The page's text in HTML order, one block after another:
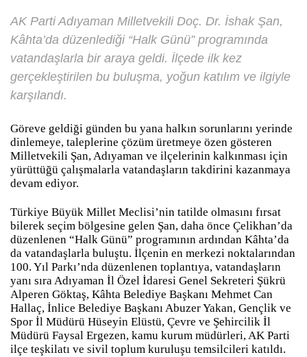
AK Parti Adıyaman Milletvekili Doç. Dr. İshak Şan,
Kâhta’da düzenlediği “Halk Günü” programında
vatandaşlarla bir araya geldi. İlçede ilk kez
gerçekleştirilen bu buluşma, yoğun katılım ve ilgiyle
karşılandı.
Göreve geldiği günden bu yana halkın sorunlarını yerinde
dinlemeye, taleplerine çözüm üretmeye özen gösteren
Milletvekili Şan, Adıyaman ve ilçelerinin kalkınması için
yürüttüğü çalışmalarla vatandaşların takdirini kazanmaya
devam ediyor.
Türkiye Büyük Millet Meclisi’nin tatilde olmasını fırsat
bilerek seçim bölgesine gelen Şan, daha önce Çelikhan’da
düzenlenen “Halk Günü” programının ardından Kâhta’da
da vatandaşlarla buluştu. İlçenin en merkezi noktalarından
100. Yıl Parkı’nda düzenlenen toplantıya, vatandaşların
yanı sıra Adıyaman İl Özel İdaresi Genel Sekreteri Şükrü
Alperen Göktaş, Kâhta Belediye Başkanı Mehmet Can
Hallaç, İnlice Belediye Başkanı Abuzer Yakan, Gençlik ve
Spor İl Müdürü Hüseyin Elüstü, Çevre ve Şehircilik İl
Müdürü Faysal Ergezen, kamu kurum müdürleri, AK Parti
ilçe teşkilatı ve sivil toplum kuruluşu temsilcileri katıldı.